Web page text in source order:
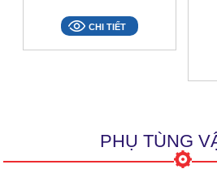
CHI TIẾT
PHỤ TÙNG